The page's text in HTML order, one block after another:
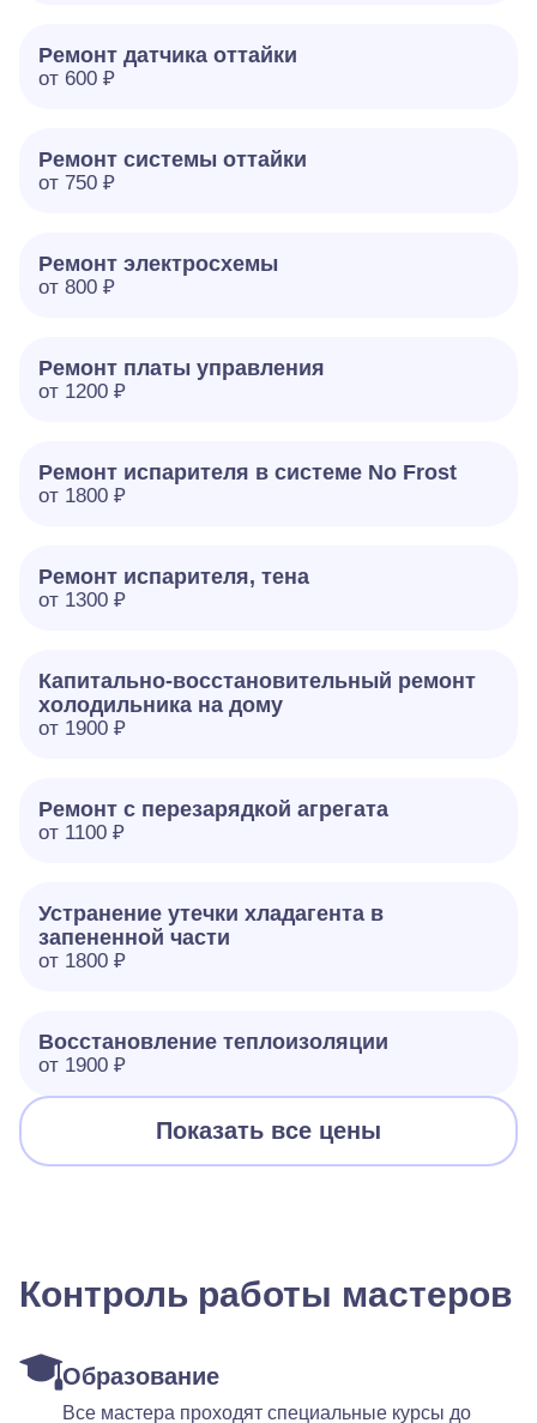
Ремонт датчика оттайки
от 600 ₽
Ремонт системы оттайки
от 750 ₽
Ремонт электросхемы
от 800 ₽
Ремонт платы управления
от 1200 ₽
Ремонт испарителя в системе No Frost
от 1800 ₽
Ремонт испарителя, тена
от 1300 ₽
Капитально-восстановительный ремонт
холодильника на дому
от 1900 ₽
Ремонт с перезарядкой агрегата
от 1100 ₽
Устранение утечки хладагента в
запененной части
от 1800 ₽
Восстановление теплоизоляции
от 1900 ₽
Показать все цены
Контроль работы мастеров
Образование
Все мастера проходят специальные курсы до